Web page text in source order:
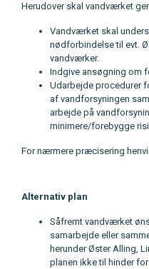
Herudover skal vandværket
Vandværket skal
nødforbindelse til evt.
vandværker.
Indgive ansøgning om
Udarbejde procedurer
af vandforsyningen
arbejde på
minimere/forebygge
For nærmere præcisering
Alternativ plan
Såfremt vandværket
samarbejde eller
herunder Øster Alling,
planen ikke til hinder